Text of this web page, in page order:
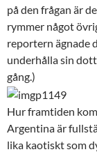
på den frågan är
rymmer något
reportern ägnade
underhålla sin
gång.)
Hur framtiden
Argentina är
lika kaotiskt som